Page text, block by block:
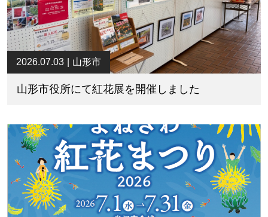
2026.07.03 山形市
山形市役所にて紅花展を開催しました